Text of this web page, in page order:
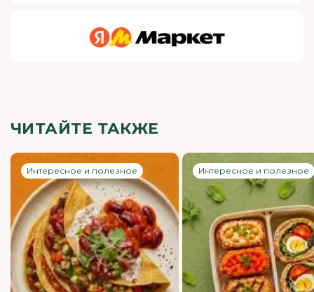
ЧИТАЙТЕ ТАКЖЕ
Интересное и полезное Интересное и полезное